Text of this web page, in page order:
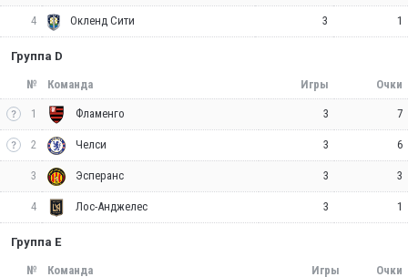
4 Окленд Сити 3 1
Группа D
№ Команда Игры Очки
1 Фламенго 3 7
2 Челси 3 6
3 Эсперанс 3 3
4 Лос-Анджелес 3 1
Группа E
№ Команда Игры Очки